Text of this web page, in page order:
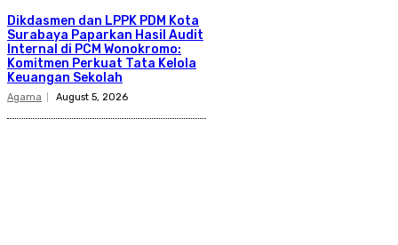
Dikdasmen dan LPPK PDM Kota
Surabaya Paparkan Hasil Audit
Internal di PCM Wonokromo:
Komitmen Perkuat Tata Kelola
Keuangan Sekolah
Agama August 5, 2026